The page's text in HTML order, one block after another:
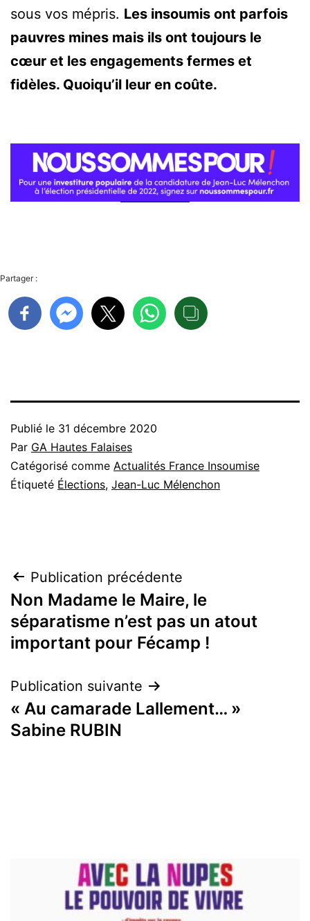
sous vos mépris. Les insoumis ont parfois
pauvres mines mais ils ont toujours le
cœur et les engagements fermes et
fidèles. Quoiqu’il leur en coûte.
Partager :
Publié le 31 décembre 2020
Par GA Hautes Falaises
Catégorisé comme Actualités France Insoumise
Étiqueté Élections, Jean-Luc Mélenchon
Navigation
de
l’article
Publication précédente
Non Madame le Maire, le
séparatisme n’est pas un atout
important pour Fécamp !
Publication suivante
« Au camarade Lallement… »
Sabine RUBIN